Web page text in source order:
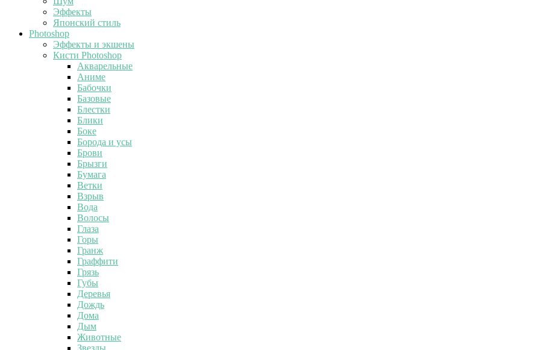
Эффекты
Японский стиль
Photoshop
Эффекты и экшены
Кисти Photoshop
Акварельные
Аниме
Бабочки
Базовые
Блестки
Блики
Боке
Борода и усы
Брови
Брызги
Бумага
Ветки
Взрыв
Вода
Волосы
Глаза
Горы
Гранж
Граффити
Грязь
Губы
Деревья
Дождь
Дома
Дым
Животные
Звезды